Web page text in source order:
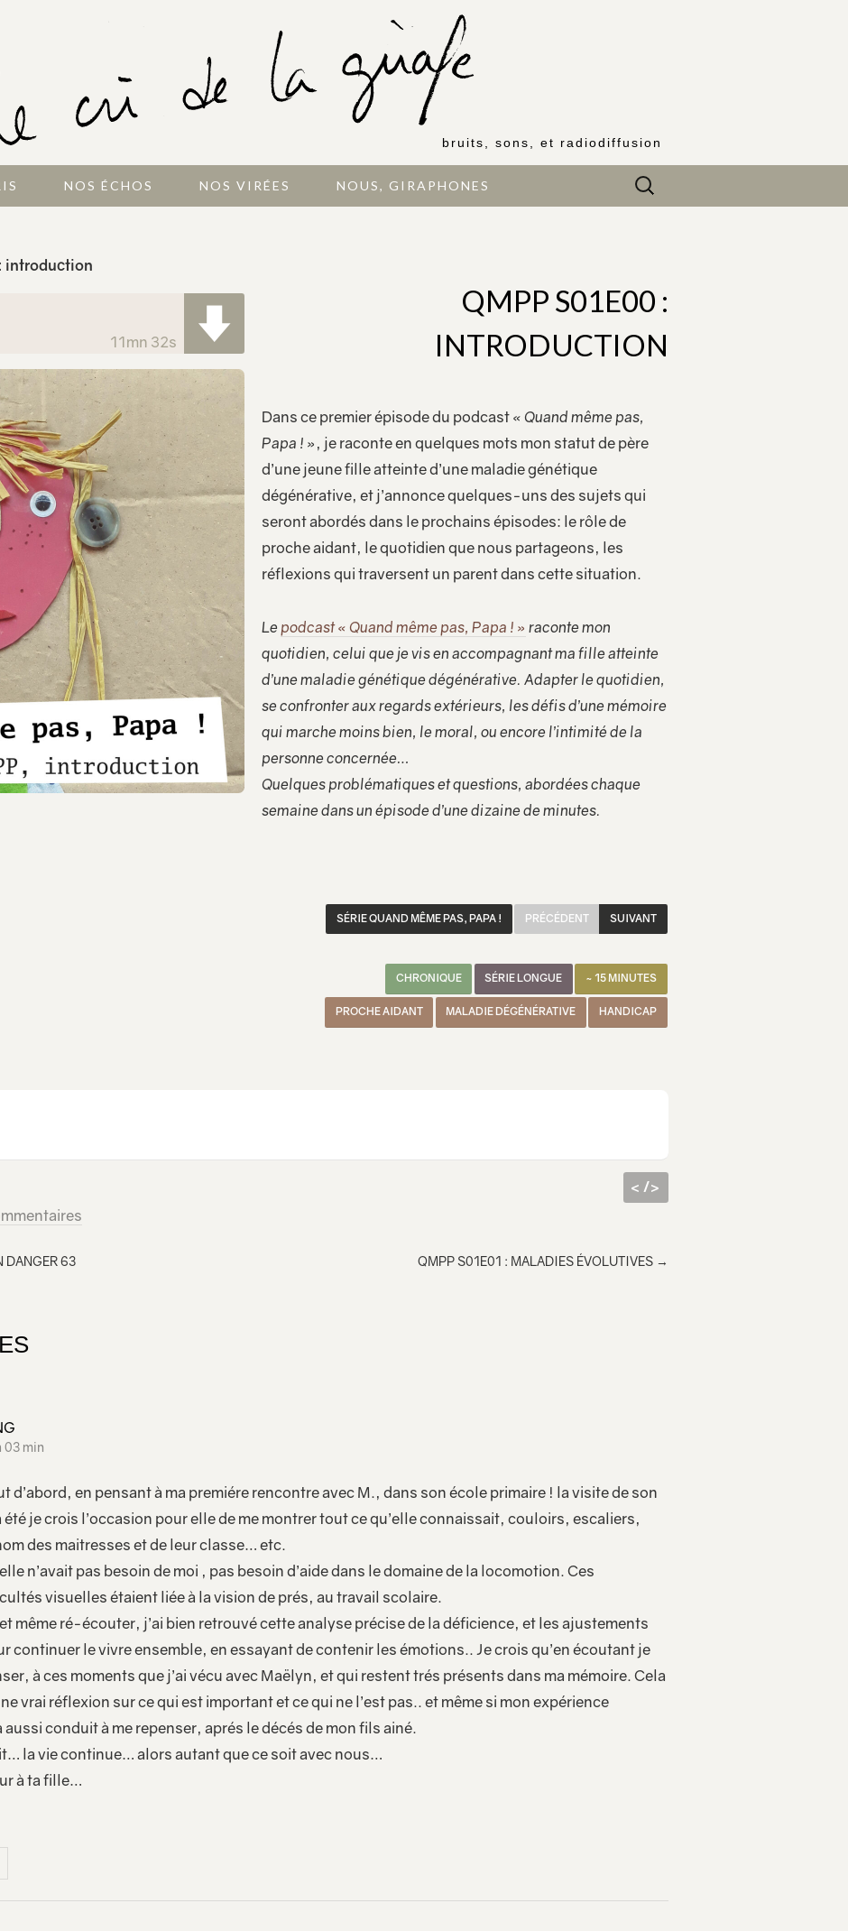
bruits, sons, et radiodiffusion
NOS ÉCHOS NOS VIRÉES NOUS, GIRAPHONES Rechercher :
introduction
QMPP S01E00 :
INTRODUCTION
11mn 32s
Dans ce premier épisode du podcast « Quand même pas,
Papa ! » , je raconte en quelques mots mon statut de père
d’une jeune fille atteinte d’une maladie génétique
dégénérative, et j’annonce quelques-uns des sujets qui
seront abordés dans le prochains épisodes: le rôle de
proche aidant, le quotidien que nous partageons, les
réflexions qui traversent un parent dans cette situation.
Le podcast « Quand même pas, Papa ! » raconte mon
quotidien, celui que je vis en accompagnant ma fille atteinte
d’une maladie génétique dégénérative. Adapter le quotidien,
se confronter aux regards extérieurs, les défis d’une mémoire
qui marche moins bien, le moral, ou encore l’intimité de la
personne concernée…
Quelques problématiques et questions, abordées chaque
semaine dans un épisode d’une dizaine de minutes.
SÉRIE QUAND MÊME PAS, PAPA ! PRÉCÉDENT SUIVANT
~ 15 MINUTES
SÉRIE LONGUE
CHRONIQUE
HANDICAP
MALADIE DÉGÉNÉRATIVE
PROCHE AIDANT
< />
inclur
DANGER 63 QMPP S01E01 : MALADIES ÉVOLUTIVES →
03 min
d’abord, en pensant à ma premiére rencontre avec M., dans son école primaire ! la visite de son
je crois l’occasion pour elle de me montrer tout ce qu’elle connaissait, couloirs, escaliers,
des maitresses et de leur classe… etc.
n’avait pas besoin de moi , pas besoin d’aide dans le domaine de la locomotion. Ces
visuelles étaient liée à la vision de prés, au travail scolaire.
même ré-écouter, j’ai bien retrouvé cette analyse précise de la déficience, et les ajustements
continuer le vivre ensemble, en essayant de contenir les émotions.. Je crois qu’en écoutant je
à ces moments que j’ai vécu avec Maëlyn, et qui restent trés présents dans ma mémoire. Cela
vrai réflexion sur ce qui est important et ce qui ne l’est pas.. et même si mon expérience
aussi conduit à me repenser, aprés le décés de mon fils ainé.
la vie continue… alors autant que ce soit avec nous…
à ta fille…